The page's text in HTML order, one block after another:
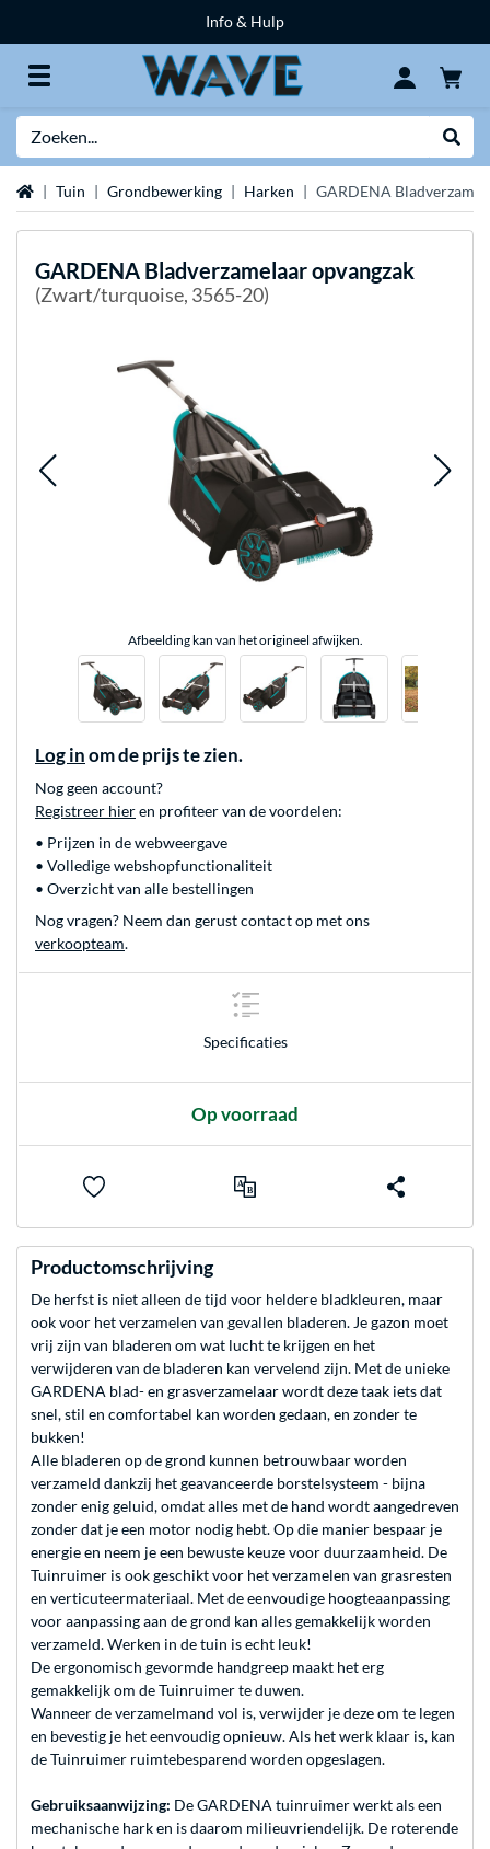
Info & Hulp
HomeTuin Grondbewerking Harken GARDENA
GARDENA Bladverzamelaar opvangzak
(Zwart/turquoise, 3565-20)
Afbeelding kan van het origineel afwijken.
Log in om de prijs te zien.
Nog geen account?
Registreer hieren profiteer van de voordelen:
• Prijzen in de webweergave
• Volledige webshopfunctionaliteit
• Overzicht van alle bestellingen
Nog vragen? Neem dan gerust contact op met ons
verkoopteam.
Specificaties
Op voorraad
Productomschrijving
De herfst is niet alleen de tijd voor heldere bladkleuren, maar
ook voor het verzamelen van gevallen bladeren. Je gazon moet
vrij zijn van bladeren om wat lucht te krijgen en het
verwijderen van de bladeren kan vervelend zijn. Met de unieke
GARDENA blad- en grasverzamelaar wordt deze taak iets dat
snel, stil en comfortabel kan worden gedaan, en zonder te
bukken!
Alle bladeren op de grond kunnen betrouwbaar worden
verzameld dankzij het geavanceerde borstelsysteem - bijna
zonder enig geluid, omdat alles met de hand wordt aangedreven
zonder dat je een motor nodig hebt. Op die manier bespaar je
energie en neem je een bewuste keuze voor duurzaamheid. De
Tuinruimer is ook geschikt voor het verzamelen van grasresten
en verticuteermateriaal. Met de eenvoudige hoogteaanpassing
voor aanpassing aan de grond kan alles gemakkelijk worden
verzameld. Werken in de tuin is echt leuk!
De ergonomisch gevormde handgreep maakt het erg
gemakkelijk om de Tuinruimer te duwen.
Wanneer de verzamelmand vol is, verwijder je deze om te legen
en bevestig je het eenvoudig opnieuw. Als het werk klaar is, kan
de Tuinruimer ruimtebesparend worden opgeslagen.
Gebruiksaanwijzing: De GARDENA tuinruimer werkt als een
mechanische hark en is daarom milieuvriendelijk. De roterende